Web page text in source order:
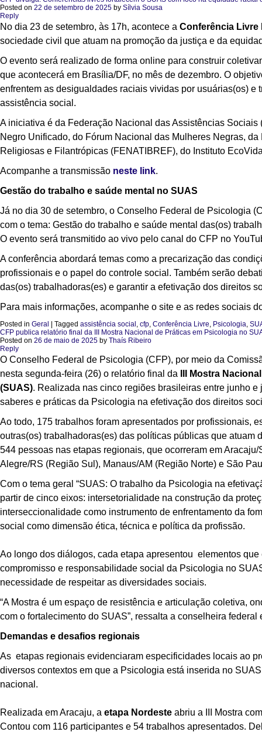
Posted on 22 de setembro de 2025 by Sílvia Sousa
Reply
No dia 23 de setembro, às 17h, acontece a Conferência Livre
sociedade civil que atuam na promoção da justiça e da
O evento será realizado de forma online para construir
que acontecerá em Brasília/DF, no mês de dezembro. O
enfrentem as desigualdades raciais vividas por usuárias(os)
assistência social.
A iniciativa é da Federação Nacional das Assistências
Negro Unificado, do Fórum Nacional das Mulheres Negras,
Religiosas e Filantrópicas (FENATIBREF), do Instituto
Acompanhe a transmissão neste link.
Gestão do trabalho e saúde mental no SUAS
Já no dia 30 de setembro, o Conselho Federal de Psicologia
com o tema: Gestão do trabalho e saúde mental das(os)
O evento será transmitido ao vivo pelo canal do CFP no
A conferência abordará temas como a precarização das
profissionais e o papel do controle social. Também serão
das(os) trabalhadoras(es) e garantir a efetivação dos direitos
Para mais informações, acompanhe o site e as redes sociais
Posted in Geral Tagged assistência social , cfp, Conferência Livre, Psicologia,
CFP publica relatório final da III Mostra Nacional de Práticas em Psicologia no
Posted on 26 de maio de 2025 by Thaís Ribeiro
Reply
O Conselho Federal de Psicologia (CFP), por meio da
nesta segunda-feira (26) o relatório final da
III Mostra
(SUAS). Realizada nas cinco regiões brasileiras entre junho
saberes e práticas da Psicologia na efetivação dos direitos
Ao todo, 175 trabalhos foram apresentados por profissionais,
outras(os) trabalhadoras(es) das políticas públicas que atuam
544 pessoas nas etapas regionais, que ocorreram em
Alegre/RS (Região Sul), Manaus/AM (Região Norte) e São
Com o tema geral “SUAS: O trabalho da Psicologia na
partir de cinco eixos: intersetorialidade na construção da
interseccionalidade como instrumento de enfrentamento da
social como dimensão ética, técnica e política da profissão.
Ao longo dos diálogos, cada etapa apresentou elementos
compromisso e responsabilidade social da Psicologia no
necessidade de respeitar as diversidades sociais.
“A Mostra é um espaço de resistência e articulação coletiva,
com o fortalecimento do SUAS”, ressalta a conselheira
Demandas e desafios regionais
As etapas regionais evidenciaram especificidades locais ao
diversos contextos em que a Psicologia está inserida no
nacional.
Realizada em Aracaju, a etapa Nordeste abriu a III Mostra
Contou com 116 participantes e 54 trabalhos apresentados.